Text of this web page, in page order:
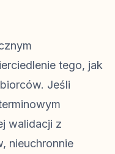
tego, jak
Jeśli
walidacji z
nieuchronnie